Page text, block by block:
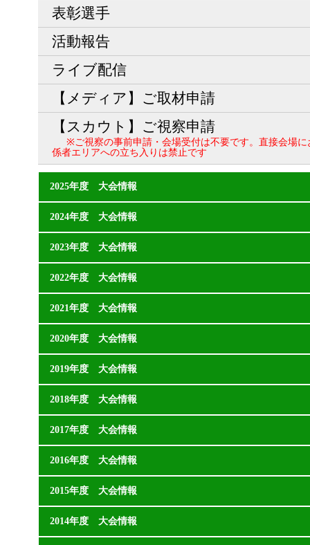
表彰選手
活動報告
ライブ配信
【メディア】ご取材申請
【スカウト】ご視察申請
※ご視察の事前申請・会場受付は不要です。直接会場
係者エリアへの立ち入りは禁止です
2025年度 大会情報
2024年度 大会情報
2023年度 大会情報
2022年度 大会情報
2021年度 大会情報
2020年度 大会情報
2019年度 大会情報
2018年度 大会情報
2017年度 大会情報
2016年度 大会情報
2015年度 大会情報
2014年度 大会情報